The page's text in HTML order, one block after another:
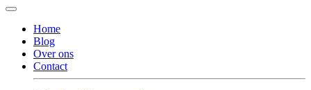
Home
Blog
Over ons
Contact